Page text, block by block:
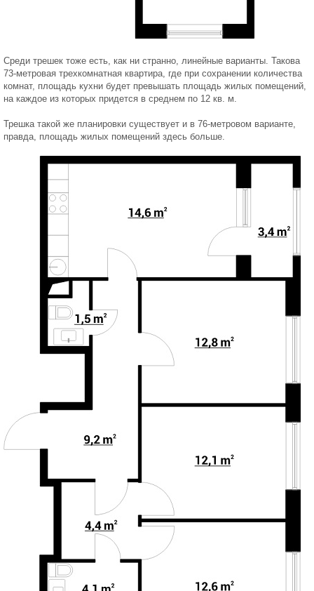
Среди трешек тоже есть, как ни странно, линейные варианты. Такова
73-метровая трехкомнатная квартира, где при сохранении количества
комнат, площадь кухни будет превышать площадь жилых помещений,
на каждое из которых придется в среднем по 12 кв. м.
Трешка такой же планировки существует и в 76-метровом варианте,
правда, площадь жилых помещений здесь больше.